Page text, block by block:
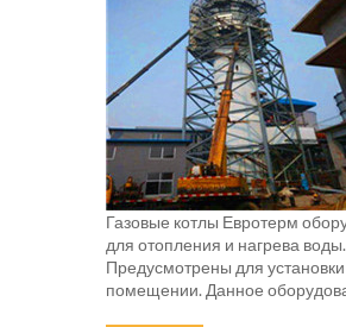
Газовые котлы Евротерм
для отопления и нагрева воды.
Предусмотрены для
помещении. Данное